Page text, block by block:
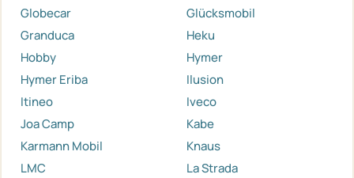
Globecar
Glücksmobil
Granduca
Heku
Hobby
Hymer
Hymer Eriba
Ilusion
Itineo
Iveco
Joa Camp
Kabe
Karmann Mobil
Knaus
LMC
La Strada